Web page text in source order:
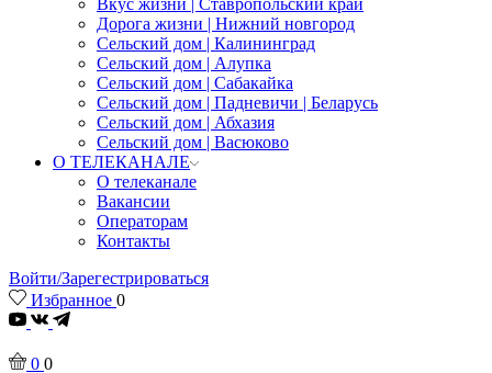
Вкус жизни | Ставропольский край
Дорога жизни | Нижний новгород
Сельский дом | Калининград
Сельский дом | Алупка
Сельский дом | Сабакайка
Сельский дом | Падневичи | Беларусь
Сельский дом | Абхазия
Сельский дом | Васюково
О ТЕЛЕКАНАЛЕ
О телеканале
Вакансии
Операторам
Контакты
Войти/Зарегестрироваться
Избранное 0
Youtube
0 0